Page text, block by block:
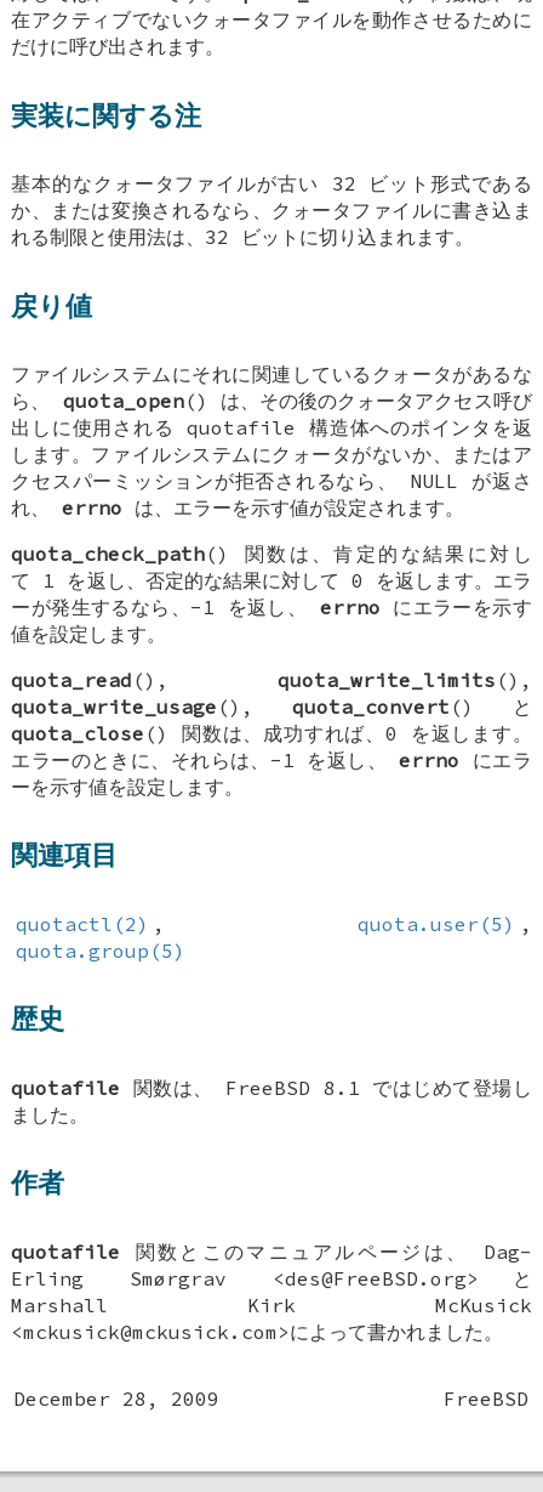
在アクティブでないクォータファイルを動作させるために
だけに呼び出されます。
実装に関する注
基本的なクォータファイルが古い 32 ビット形式である
か、または変換されるなら、クォータファイルに書き込ま
れる制限と使用法は、32 ビットに切り込まれます。
戻り値
ファイルシステムにそれに関連しているクォータがあるな
ら、 quota_open() は、その後のクォータアクセス呼び
出しに使用されるquotafile
構造体へのポインタを返
します。ファイルシステムにクォータがないか、またはア
クセスパーミッションが拒否されるなら、 NULL が返さ
れ、errno は、エラーを示す値が設定されます。
quota_check_path() 関数は、肯定的な結果に対し
て 1 を返し、否定的な結果に対して 0 を返します。エラ
ーが発生するなら、-1 を返し、 errno にエラーを示す
値を設定します。
quota_read (), quota_write_limits (),
quota_write_usage (), quota_convert () と
quota_close () 関数は、成功すれば、0 を返します。
エラーのときに、それらは、-1 を返し、errno にエラ
ーを示す値を設定します。
関連項目
quotactl(2) , quota.user(5) ,
quota.group(5)
歴史
quotafile 関数は、 FreeBSD 8.1
ではじめて登場し
ました。
作者
quotafile 関数とこのマニュアルページは、 Dag-
Erling Smørgrav <des@FreeBSD.org>と
Marshall Kirk McKusick
<mckusick@mckusick.com>によって書かれました。
December 28, 2009 FreeBSD